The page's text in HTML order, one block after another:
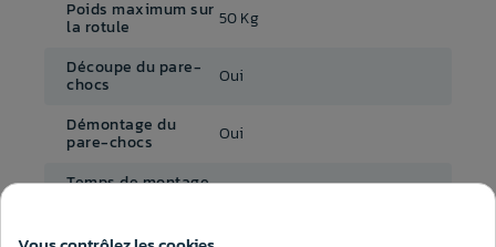
Poids maximum sur
la rotule 50 Kg
Découpe du pare-
chocs Oui
Démontage du
pare-chocs Oui
Temps de montage 1h30